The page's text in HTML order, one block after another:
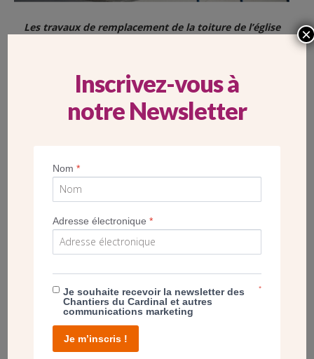
Les travaux de remplacement de la toiture de l’église
Un bon augure pour un chantier de couverture !
DÉBUT DES TRAVAUX DE RÉNOVATION DE
L’ÉGLISE NOTRE-DAME-DES-NOUES À
FRANCONVILLE (95)
Inscrivez-vous à
notre Newsletter
Nom*
Adresse électronique*
Je souhaite recevoir la newsletter des
Chantiers du Cardinal et autres
communications marketing
*
Je m’inscris !
×